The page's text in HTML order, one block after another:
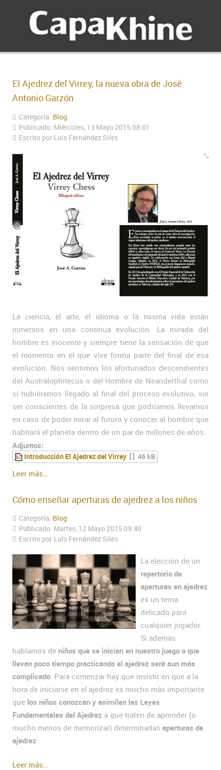
El Ajedrez del Virrey, la nueva obra de José
Antonio Garzón
Categoría: Blog
Publicado: Miércoles, 13 Mayo 2015 08:01
Escrito por Luís Fernández Siles
La ciencia, el arte, el idioma o la misma vida están
inmersos en una continua evolución. La mirada del
hombre es inocente y siempre tiene la sensación de que
el momento en el que vive forma parte del final de esa
evolución. Nos sentimos los afortunados descendientes
del Australophitecus o del Hombre de Neanderthal como
si hubiéramos llegado al final del proceso evolutivo, sin
ser conscientes de la sorpresa que podríamos llevarnos
en caso de poder mirar al futuro y conocer al hombre que
habitará el planeta dentro de un par de millones de años.
Adjuntos:
Introducción El Ajedrez del Virrey [ ] 46 kB
Leer más...
Cómo enseñar aperturas de ajedrez a los niños
Categoría: Blog
Publicado: Martes, 12 Mayo 2015 09:40
Escrito por Luís Fernández Siles
La elección de un
repertorio de
aperturas en ajedrez
es un tema
delicado para
cualquier jugador.
Si además
hablamos de niños que se inician en nuestro juego o que
llevan poco tiempo practicando el ajedrez será aun más
complicado. Para comenzar hay que insistir en que a la
hora de iniciarse en el ajedrez es mucho más importante
que los niños conozcan y asimilen las Leyes
Fundamentales del Ajedrez a que traten de aprender (o
mucho menos de memorizar) determinadas aperturas de
ajedrez.
Leer más...